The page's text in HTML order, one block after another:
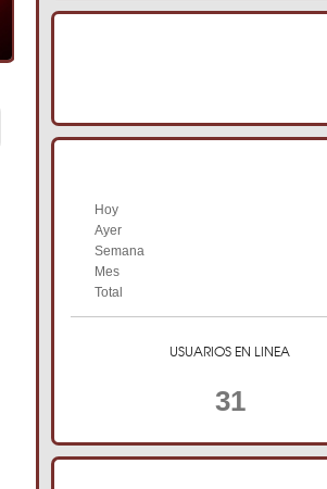
Hoy
Ayer
Semana
Mes
Total
USUARIOS EN LINEA
31